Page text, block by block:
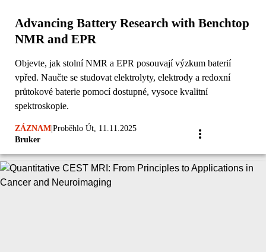
Advancing Battery Research with Benchtop
NMR and EPR
Objevte, jak stolní NMR a EPR posouvají výzkum baterií
vpřed. Naučte se studovat elektrolyty, elektrody a redoxní
průtokové baterie pomocí dostupné, vysoce kvalitní
spektroskopie.
ZÁZNAM Proběhlo Út, 11.11.2025
Bruker